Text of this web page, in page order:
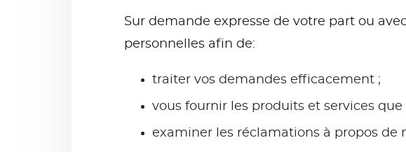
Sur demande expresse de votre part ou
personnelles afin de:
traiter vos demandes efficacement ;
vous fournir les produits et services
examiner les réclamations à propos de